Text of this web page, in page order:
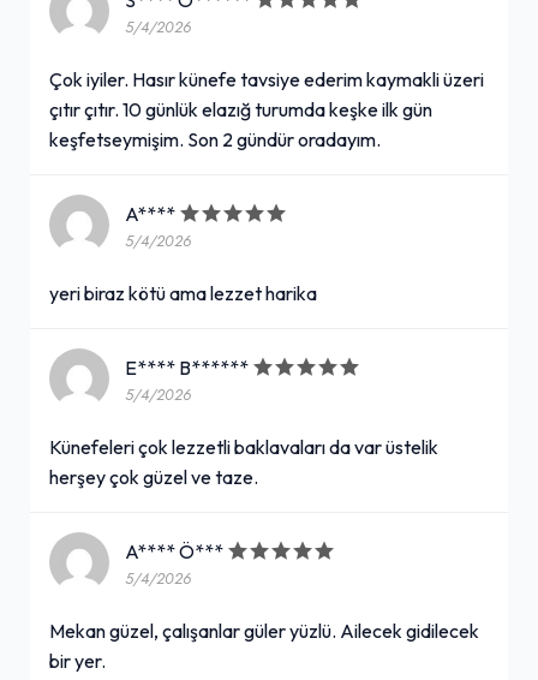
5/4/2026
Çok iyiler. Hasır künefe tavsiye ederim kaymakli üzeri
çıtır çıtır. 10 günlük elazığ turumda keşke ilk gün
keşfetseymişim. Son 2 gündür oradayım.
A****
5/4/2026
yeri biraz kötü ama lezzet harika
E**** B******
5/4/2026
Künefeleri çok lezzetli baklavaları da var üstelik
herşey çok güzel ve taze.
A**** Ö***
5/4/2026
Mekan güzel, çalışanlar güler yüzlü. Ailecek gidilecek
bir yer.